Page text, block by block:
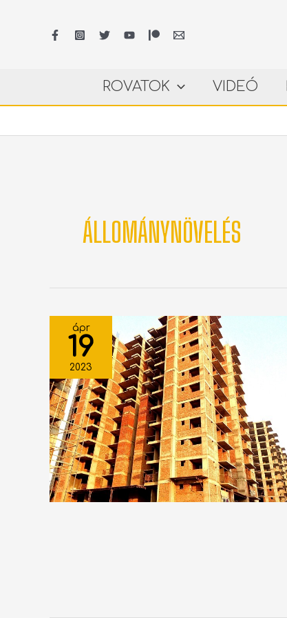
ROVATOK VIDEÓ
ÁLLOMÁNYNÖVELÉS
ápr
19
2023